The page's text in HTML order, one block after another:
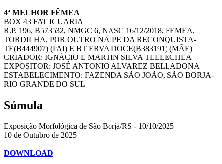
4ª MELHOR FÊMEA
BOX 43 FAT IGUARIA
R.P. 196, B573532, NMGC 6, NASC 16/12/2018, FEMEA,
TORDILHA, POR OUTRO NAIPE DA RECONQUISTA-
TE(B444907) (PAI) E BT ERVA DOCE(B383191) (MÃE)
CRIADOR: IGNÁCIO E MARTIN SILVA TELLECHEA
EXPOSITOR: JOSÉ ANTONIO ALVAREZ BELLADONA
ESTABELECIMENTO: FAZENDA SÃO JOÃO, SÃO BORJA-
RIO GRANDE DO SUL
Súmula
Exposição Morfológica de São Borja/RS - 10/10/2025
10 de Outubro de 2025
DOWNLOAD